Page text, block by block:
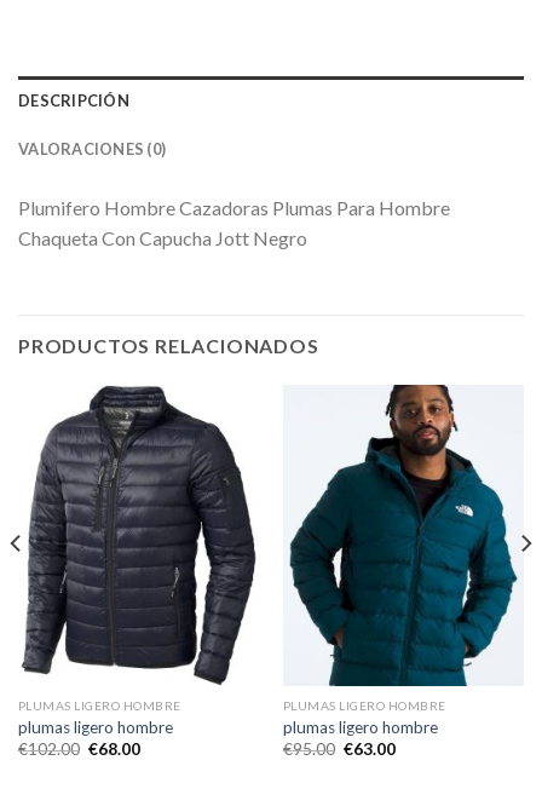
DESCRIPCIÓN
VALORACIONES (0)
Plumifero Hombre Cazadoras Plumas Para Hombre
Chaqueta Con Capucha Jott Negro
PRODUCTOS RELACIONADOS
PLUMAS LIGERO HOMBRE
plumas ligero hombre
€102.00 €68.00
PLUMAS LIGERO HOMBRE
plumas ligero hombre
€95.00 €63.00